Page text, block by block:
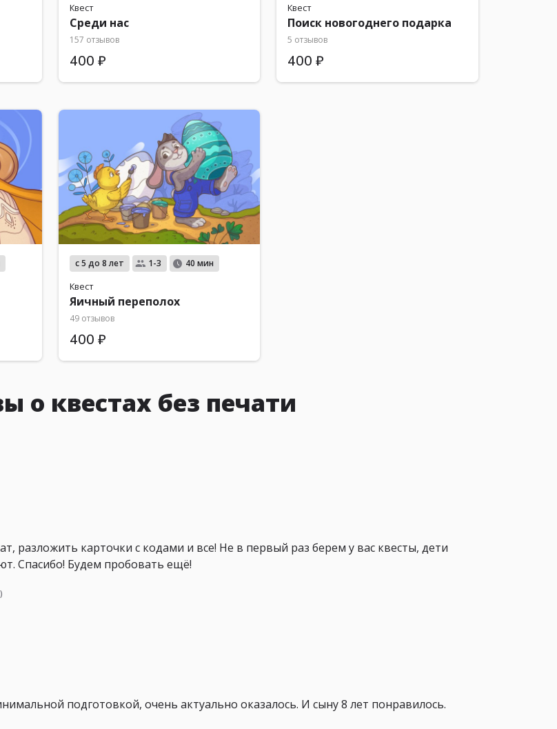
Квест
Среди нас
157 отзывов
400 ₽
Квест
Поиск новогоднего подарка
5 отзывов
400 ₽
с 5 до 8 лет 1-3 40 мин
Квест
Яичный переполох
49 отзывов
400 ₽
о квестах без печати
разложить карточки с кодами и все! Не в первый раз берем у вас квесты, дети
Спасибо! Будем пробовать ещё!
подготовкой, очень актуально оказалось. И сыну 8 лет понравилось.